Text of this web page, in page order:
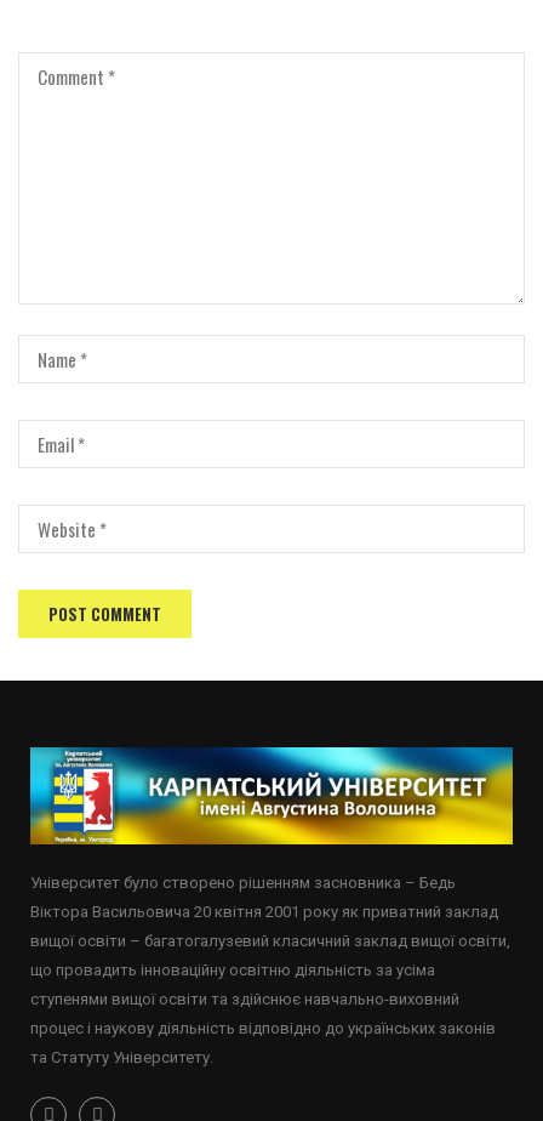
Університет було створено рішенням засновника – Бедь
Віктора Васильовича 20 квітня 2001 року як приватний заклад
вищої освіти – багатогалузевий класичний заклад вищої освіти,
що провадить інноваційну освітню діяльність за усіма
ступенями вищої освіти та здійснює навчально-виховний
процес і наукову діяльність відповідно до українських законів
та Статуту Університету.